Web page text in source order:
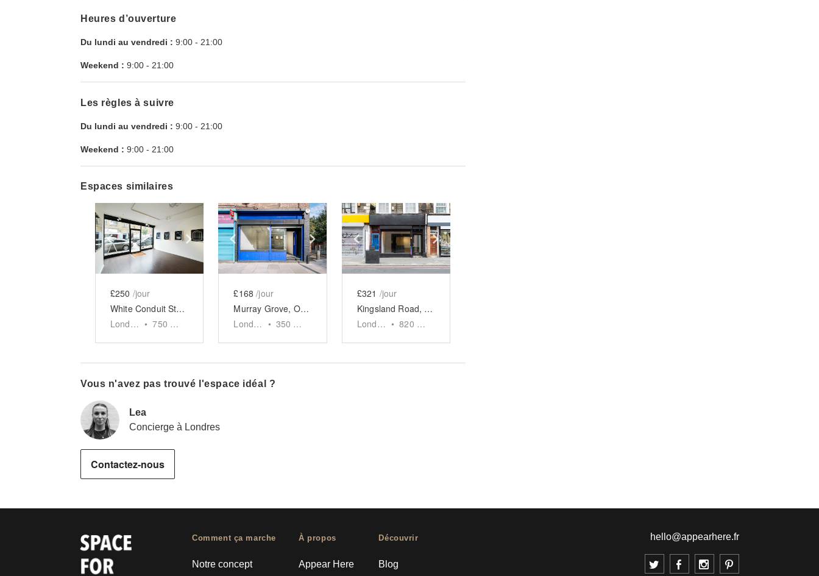
Heures d’ouverture
Du lundi au vendredi : 9:00 - 21:00
Weekend : 9:00 - 21:00
Les règles à suivre
Du lundi au vendredi : 9:00 - 21:00
Weekend : 9:00 - 21:00
Espaces similaires
Show previous slideShow next slide
£250 /jour
White Conduit Street, Islington
London • 750
Show previous slideShow next slide
£168 /jour
Murray Grove, Old Street - Shop
London • 350
Show previous slideShow next slide
£321 /jour
Kingsland Road, Dalston - The Urban Gallery
London • 820
Vous n'avez pas trouvé l'espace idéal ?
Lea
Concierge à Londres
Contactez-nous
Comment ça marche
Notre concept
À propos
Appear Here
Découvrir
Blog
hello@appearhere.fr